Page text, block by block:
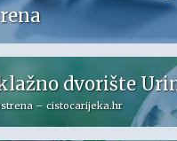
dvorište
– cistocarijeka.hr